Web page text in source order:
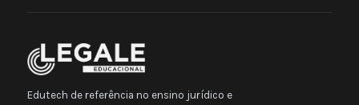
Edutech de referência no ensino jurídico e